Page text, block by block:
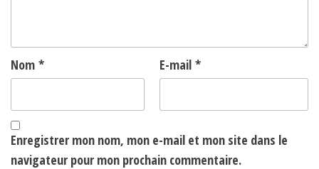
Nom * E-mail *
Enregistrer mon nom, mon e-mail et mon site dans le
navigateur pour mon prochain commentaire.